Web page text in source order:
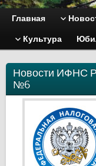
Главная
Культура
Новости ИФНС
№6